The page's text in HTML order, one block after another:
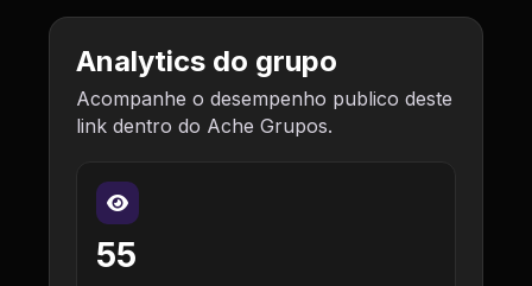
Analytics do grupo
Acompanhe o desempenho publico deste
link dentro do Ache Grupos.
55